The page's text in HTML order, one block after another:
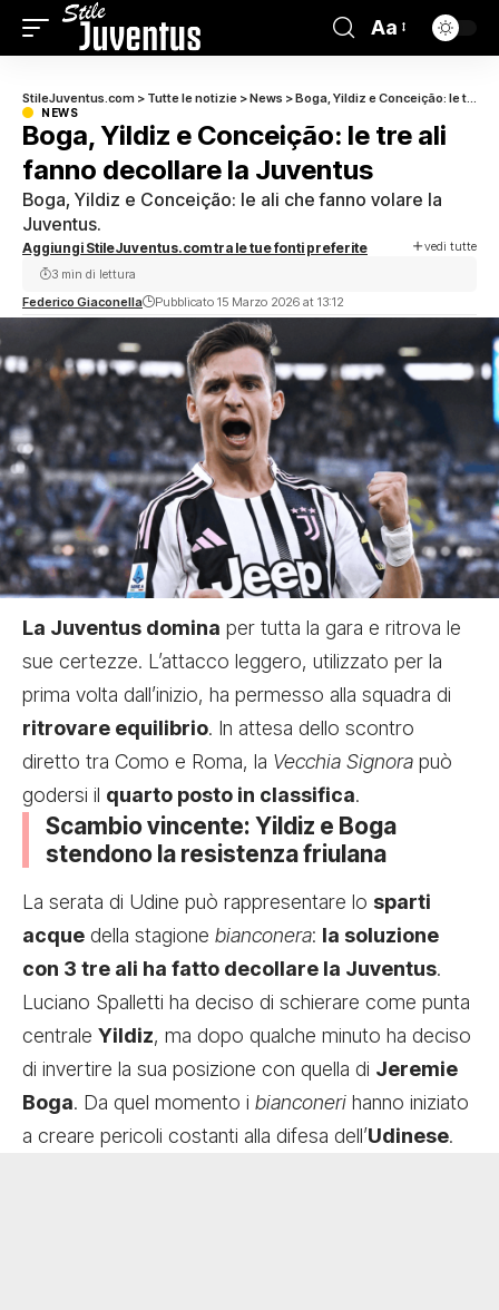
Aa
StileJuventus.com > Tutte le notizie >News >Boga, Yildiz e Conceição: le tre ali fanno decollare la Juventus
NEWS
Boga, Yildiz e Conceição: le tre ali
fanno decollare la Juventus
Boga, Yildiz e Conceição: le ali che fanno volare la
Juventus.
Aggiungi StileJuventus.com tra le tue fonti preferite vedi tutte
Federico Giaconella Pubblicato 15 Marzo 2026 at 13:12
3 min di lettura
La Juventus domina per tutta la gara e ritrova le
sue certezze. L’attacco leggero, utilizzato per la
prima volta dall’inizio, ha permesso alla squadra di
ritrovare equilibrio. In attesa dello scontro
diretto tra Como e Roma, la Vecchia Signora può
godersi il quarto posto in classifica.
Scambio vincente: Yildiz e Boga
stendono la resistenza friulana
La serata di Udine può rappresentare lo sparti
acque della stagione bianconera: la soluzione
con 3 tre ali ha fatto decollare la Juventus.
Luciano Spalletti ha deciso di schierare come punta
centrale Yildiz, ma dopo qualche minuto ha deciso
di invertire la sua posizione con quella di Jeremie
Boga. Da quel momento i bianconeri hanno iniziato
a creare pericoli costanti alla difesa dell’Udinese.